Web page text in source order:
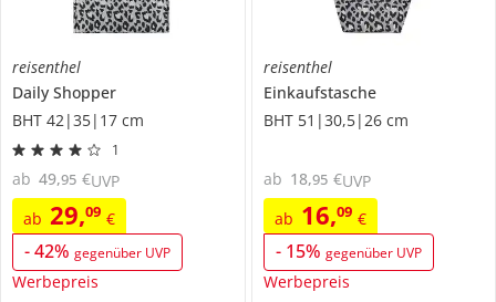
reisenthel
Daily Shopper
BHT 42|35|17 cm
1
ab 29,09 €
-42% gegenüber UVP
Werbepreis
ab 49,95 €UVP
reisenthel
Einkaufstasche
BHT 51|30,5|26 cm
ab 16,09 €
- 15% gegenüber UVP
Werbepreis
ab 18,95 €UVP